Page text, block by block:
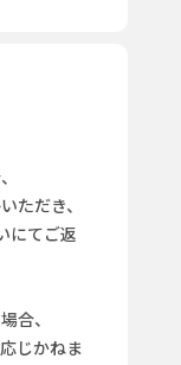
ただき、
にてご返
合、
じかねま